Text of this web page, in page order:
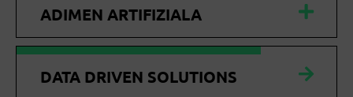
ADIMEN ARTIFIZIALA
DATA DRIVEN SOLUTIONS